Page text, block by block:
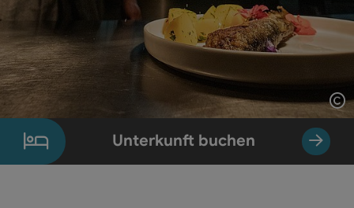
Unterkunft buchen